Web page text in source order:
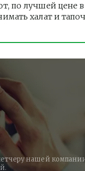
по лучшей цене
халат и
нашей